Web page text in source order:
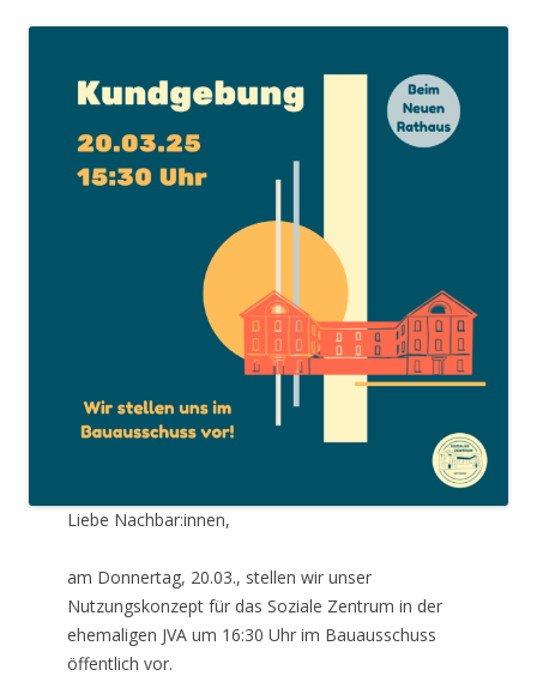
Liebe Nachbar:innen,
am Donnertag, 20.03., stellen wir unser
Nutzungskonzept für das Soziale Zentrum in der
ehemaligen JVA um 16:30 Uhr im Bauausschuss
öffentlich vor.